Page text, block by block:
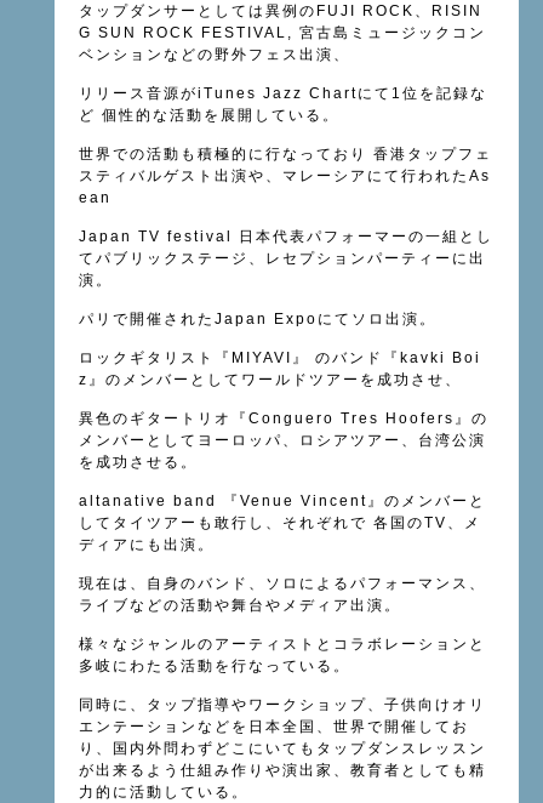
タップダンサーとしては異例のFUJI ROCK、RISIN
G SUN ROCK FESTIVAL, 宮古島ミュージックコン
ベンションなどの野外フェス出演、
リリース音源がiTunes Jazz Chartにて1位を記録な
ど 個性的な活動を展開している。
世界での活動も積極的に行なっており
香港タップフェ
スティバルゲスト出演や、マレーシアにて行われたAs
ean
Japan TV festival 日本代表パフォーマーの一組とし
てパブリックステージ、レセプションパーティーに出
演。
パリで開催されたJapan Expoにてソロ出演。
ロックギタリスト『MIYAVI』 のバンド『kavki Boi
z』のメンバーとしてワールドツアーを成功させ、
異色のギタートリオ『Conguero Tres Hoofers』の
メンバーとしてヨーロッパ、ロシアツアー、台湾公演
を成功させる。
altanative band 『Venue Vincent』のメンバーと
してタイツアーも敢行し、それぞれで 各国のTV、メ
ディアにも出演。
現在は、自身のバンド、ソロによるパフォーマンス、
ライブなどの活動や舞台やメディア出演。
様々なジャンルのアーティストとコラボレーションと
多岐にわたる活動を行なっている。
同時に、タップ指導やワークショップ、子供向けオリ
エンテーションなどを日本全国、世界で開催してお
り、国内外問わずどこにいてもタップダンスレッスン
が出来るよう仕組み作りや演出家、教育者としても精
力的に活動している。